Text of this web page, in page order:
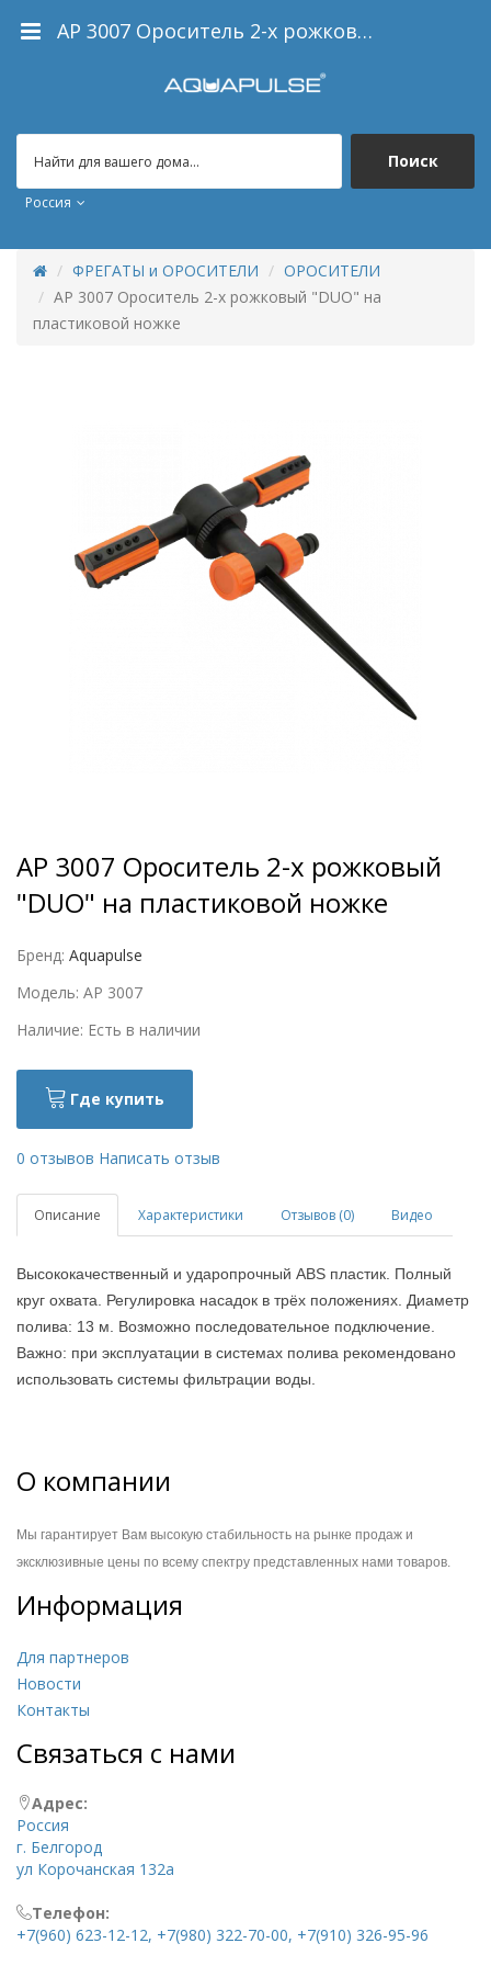
Поиск
Россия
ФРЕГАТЫ и ОРОСИТЕЛИ
ОРОСИТЕЛИ
AP 3007 Ороситель 2-х рожковый "DUO" на
пластиковой ножке
AP 3007 Ороситель 2-х рожковый
"DUO" на пластиковой ножке
Бренд: Aquapulse
Модель: AP 3007
Наличие: Есть в наличии
Где купить
0 отзывов Написать отзыв
Описание Характеристики Отзывов (0) Видео
Высококачественный и ударопрочный ABS пластик. Полный
круг охвата. Регулировка насадок в трёх положениях. Диаметр
полива: 13 м. Возможно последовательное подключение.
Важно: при эксплуатации в системах полива рекомендовано
использовать системы фильтрации воды.
О компании
Мы гарантирует Вам высокую стабильность на рынке продаж и
эксклюзивные цены по всему спектру представленных нами товаров.
Информация
Для партнеров
Новости
Контакты
Связаться с нами
Адрес:
Россия
г. Белгород
ул Корочанская 132а
Телефон:
+7(960) 623-12-12, +7(980) 322-70-00, +7(910) 326-95-96
AP 3007 Ороситель 2-х рожковый "DUO" на пластиковой ножке